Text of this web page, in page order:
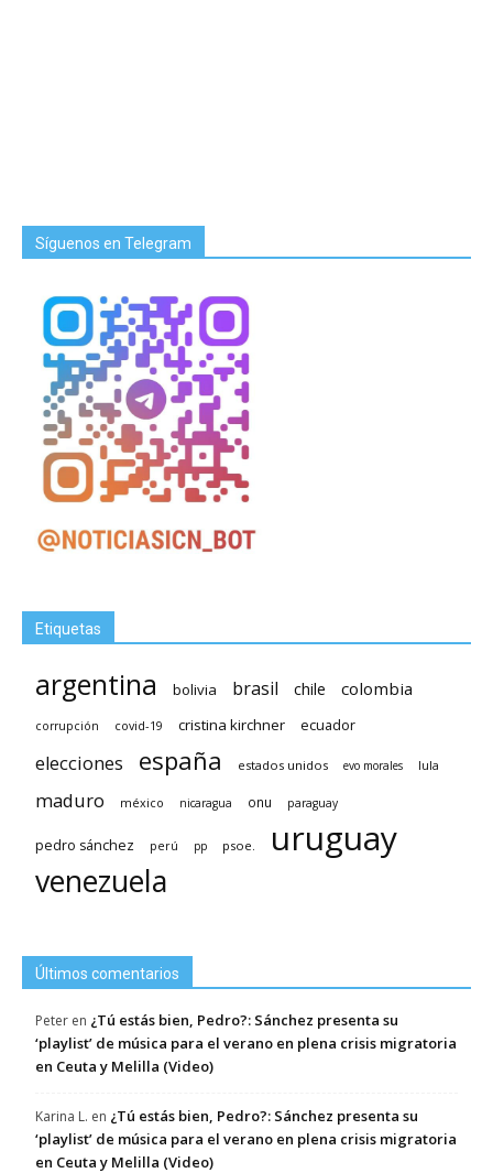
Síguenos en Telegram
Etiquetas
argentina bolivia brasil chile colombia
corrupción covid-19 cristina kirchner ecuador
elecciones españa estados unidos evo morales lula
maduro méxico nicaragua onu paraguay
pedro sánchez perú pp psoe. uruguay
venezuela
Últimos comentarios
Peter en ¿Tú estás bien, Pedro?: Sánchez presenta su
‘playlist’ de música para el verano en plena crisis migratoria
en Ceuta y Melilla (Video)
Karina L. en ¿Tú estás bien, Pedro?: Sánchez presenta su
‘playlist’ de música para el verano en plena crisis migratoria
en Ceuta y Melilla (Video)